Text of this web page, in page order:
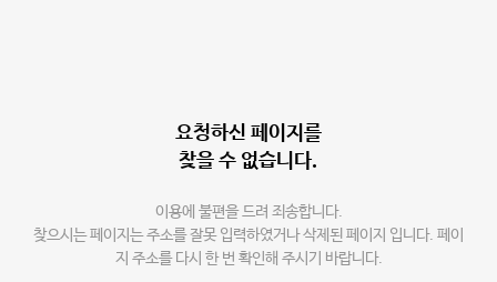
요청하신 페이지를
찾을 수 없습니다.
이용에 불편을 드려 죄송합니다.
찾으시는 페이지는 주소를 잘못 입력하였거나 삭제된 페이지 입니다. 페이
지 주소를 다시 한 번 확인해 주시기 바랍니다.